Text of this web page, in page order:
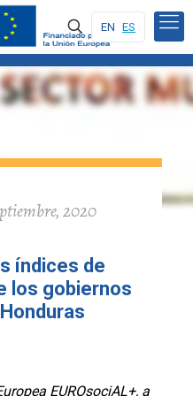
EN ES
2020
índices de
los gobiernos
EUROsociAL+, a